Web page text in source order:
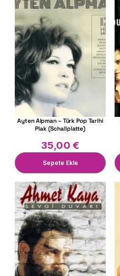
Ayten Alpman – Türk Pop Tarihi
Plak (Schallplatte)
35,00€
Sepete Ekle